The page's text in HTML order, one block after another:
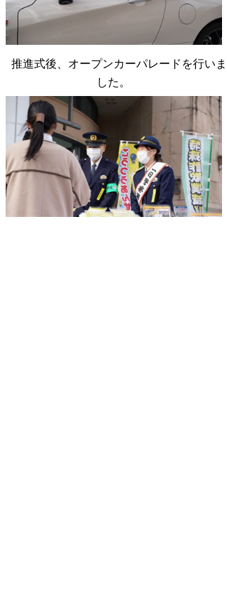
推進式後、オープンカーパレードを行いま
した。